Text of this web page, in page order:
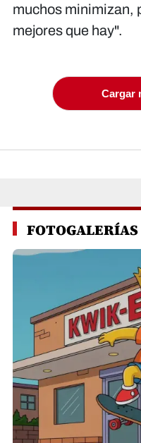
muchos minimizan,
mejores que hay".
Cargar
FOTOGALERÍAS